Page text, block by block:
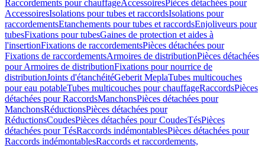
Raccordements pour chauffageAccessoiresPièces détachées pour
AccessoiresIsolations pour tubes et raccordsIsolations pour
raccordementsEtanchements pour tubes et raccordsEnjoliveurs pour
tubesFixations pour tubesGaines de protection et aides à
l'insertionFixations de raccordementsPièces détachées pour
Fixations de raccordementsArmoires de distributionPièces détachées
pour Armoires de distributionFixations pour nourrice de
distributionJoints d'étanchéitéGeberit MeplaTubes multicouches
pour eau potableTubes multicouches pour chauffageRaccordsPièces
détachées pour RaccordsManchonsPièces détachées pour
ManchonsRéductionsPièces détachées pour
RéductionsCoudesPièces détachées pour CoudesTésPièces
détachées pour TésRaccords indémontablesPièces détachées pour
Raccords indémontablesRaccords et raccordements,